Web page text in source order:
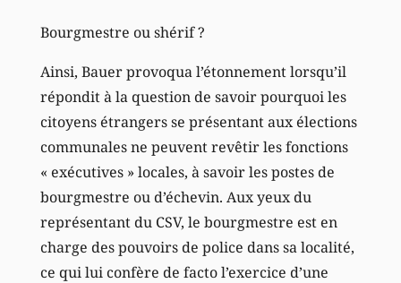
Bourgmestre ou shérif ?
Ainsi, Bauer provoqua l’étonnement lorsqu’il
répondit à la question de savoir pourquoi les
citoyens étrangers se présentant aux élections
communales ne peuvent revêtir les fonctions
« exécutives » locales, à savoir les postes de
bourgmestre ou d’échevin. Aux yeux du
représentant du CSV, le bourgmestre est en
charge des pouvoirs de police dans sa localité,
ce qui lui confère de facto l’exercice d’une